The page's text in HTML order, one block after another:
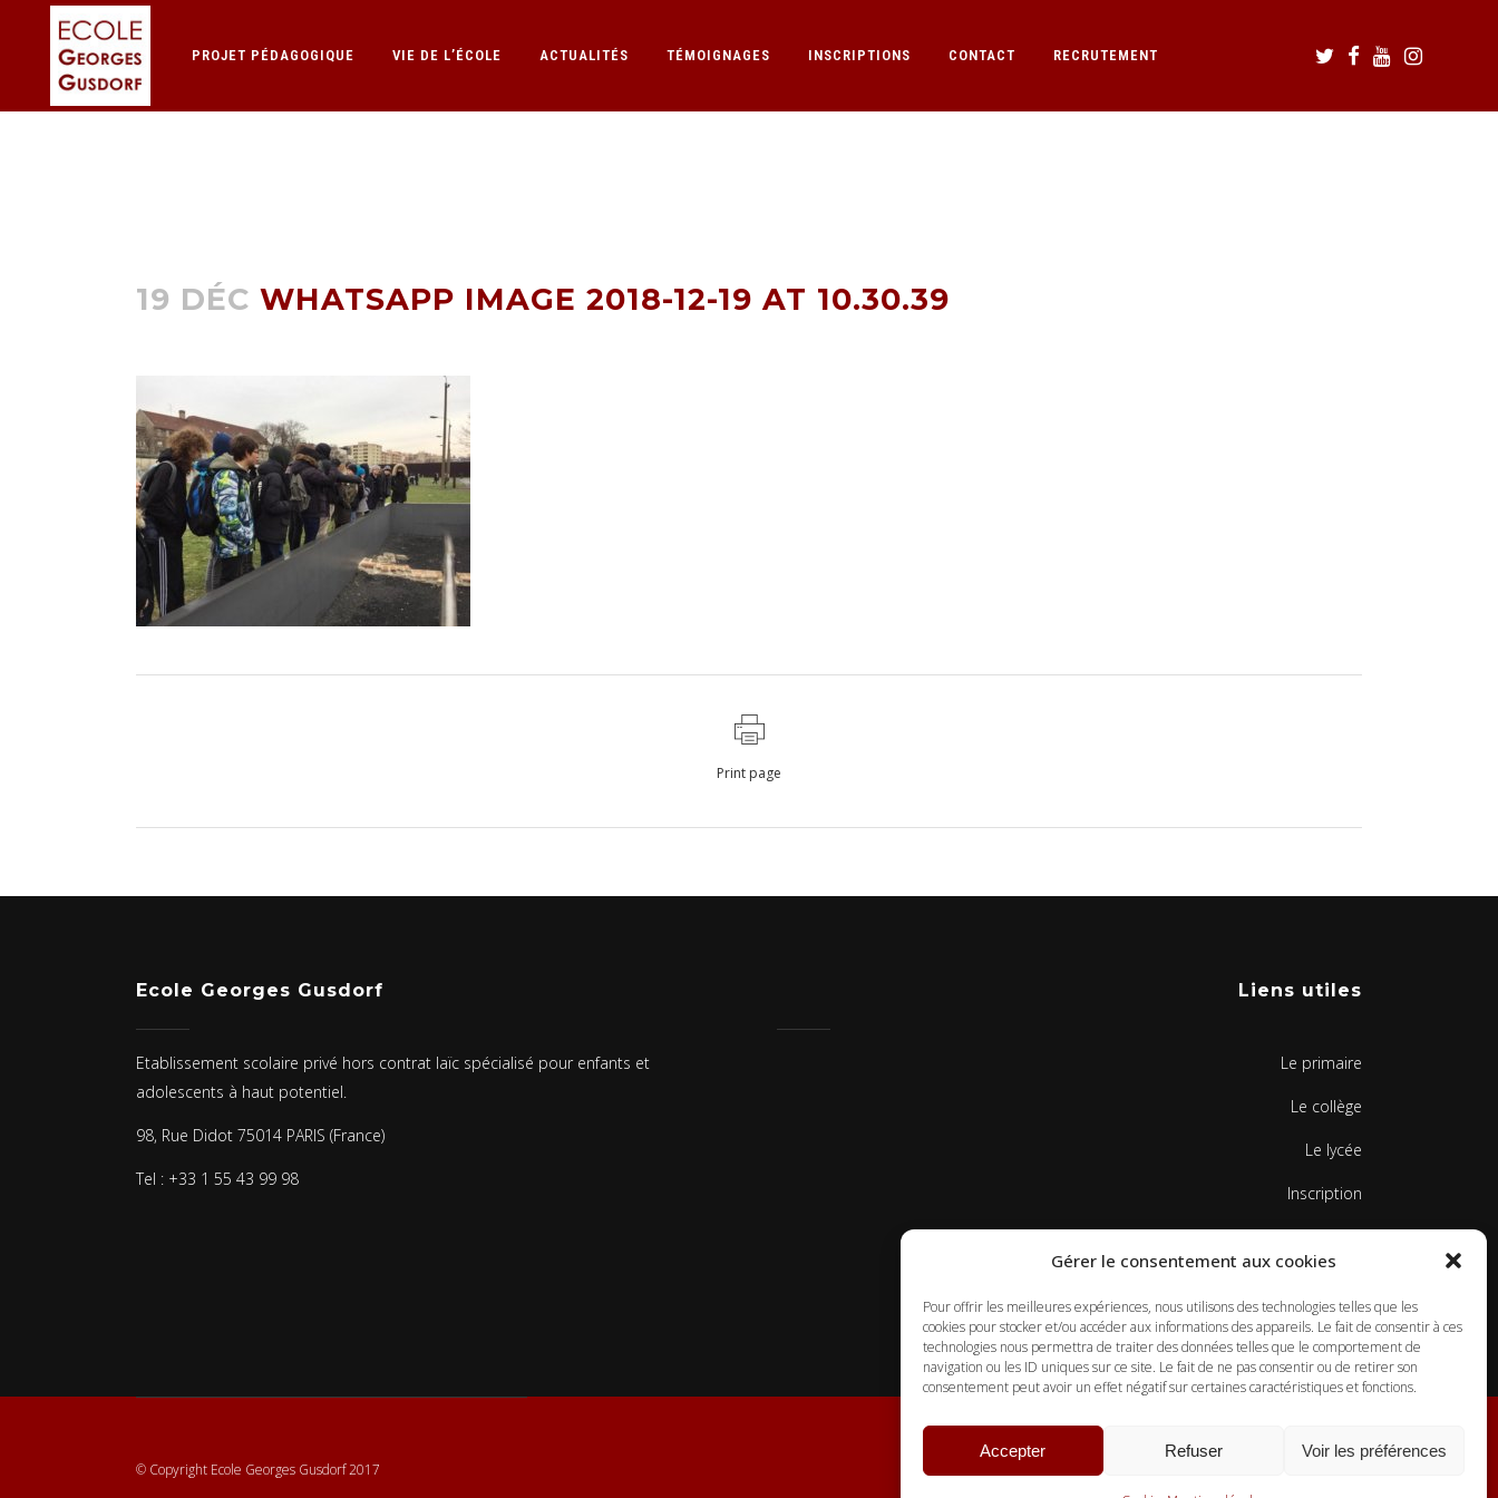
Gérer le consentement aux cookies
Pour offrir les meilleures expériences, nous utilisons des technologies telles que les
cookies pour stocker et/ou accéder aux informations des appareils. Le fait de consentir à ces
technologies nous permettra de traiter des données telles que le comportement de
navigation ou les ID uniques sur ce site. Le fait de ne pas consentir ou de retirer son
consentement peut avoir un effet négatif sur certaines caractéristiques et fonctions.
Accepter Refuser Voir les préférences
PROJET PÉDAGOGIQUE VIE DE L’ÉCOLE ACTUALITÉS TÉMOIGNAGES INSCRIPTIONS CONTACT RECRUTEMENT
19 DÉC WHATSAPP IMAGE 2018-12-19 AT 10.30.39
Print page
Ecole Georges Gusdorf
Etablissement scolaire privé hors contrat laïc spécialisé pour enfants et
adolescents à haut potentiel.
98, Rue Didot 75014 PARIS (France)
Tel : +33 1 55 43 99 98
Liens utiles
Le primaire
Le collège
Le lycée
Inscription
Contacts
Politique de cookies
© Copyright Ecole Georges Gusdorf 2017